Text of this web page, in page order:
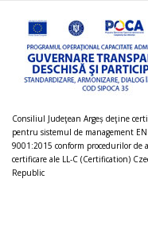
Consiliul Judeţean Argeș deţine
pentru sistemul de management
9001:2015 conform procedurilor de
certificare ale LL-C (Certification)
Republic